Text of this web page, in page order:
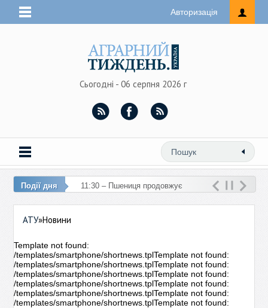
Авторизація
Сьогодні - 06 серпня 2026 г
Події дня 11:30 – Пшениця продовжує
дешевшати через майже повну
АТУ»Новини
Template not found:
/templates/smartphone/shortnews.tplTemplate not found:
/templates/smartphone/shortnews.tplTemplate not found:
/templates/smartphone/shortnews.tplTemplate not found:
/templates/smartphone/shortnews.tplTemplate not found:
/templates/smartphone/shortnews.tplTemplate not found:
/templates/smartphone/shortnews.tplTemplate not found: